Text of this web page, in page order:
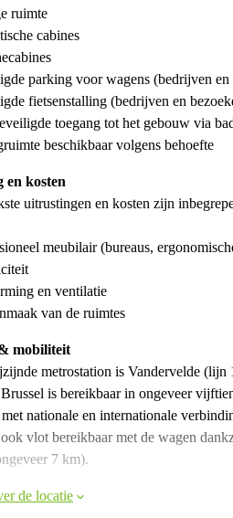
ruimte
cabines
parking voor wagens (bedrijven en
fietsenstalling (bedrijven en
toegang tot het gebouw via
beschikbaar volgens behoefte
en kosten
uitrustingen en kosten zijn
meubilair (bureaus,
en ventilatie
van de ruimtes
mobiliteit
metrostation is Vandervelde
is bereikbaar in ongeveer
nationale en internationale
vlot bereikbaar met de wagen
7 km).​
de locatie